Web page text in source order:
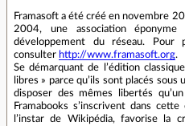
Framasoft a été créé en novembre
2004, une association
développement du réseau. Pour
consulter http://www.framasoft.org.
Se démarquant de l’édition
libres » parce qu’ils sont placés
disposer des mêmes libertés
Framabooks s’inscrivent dans
l’instar de Wikipédia, favorise la